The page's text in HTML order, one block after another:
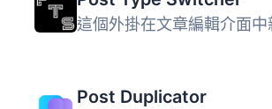
Post Duplicator